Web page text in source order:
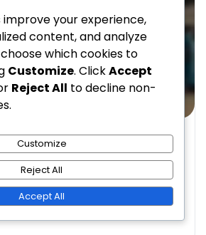
ーチのためのフォーメーション戦略
ョン：コーチ向けのトレーニン
形式、チームドリル
ドウェル 16/02/2026
improve your experience,
content, and analyze
which cookies to
Customize. ClickAccept
Reject All to decline non-
Customize
Reject All
Accept All